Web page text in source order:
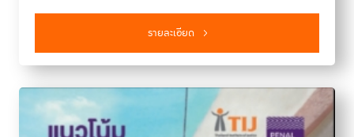
ประเทศไทยมีอัตราการจำคุกผู้ต้องขังหญิงสูงเป็นอันดับต้นๆ ของโลก
รายละเอียด